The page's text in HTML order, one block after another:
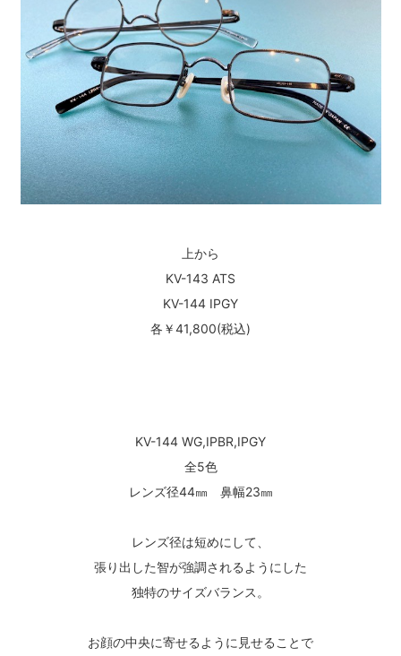
上から
KV-143 ATS
KV-144 IPGY
各￥41,800(税込)
KV-144 WG,IPBR,IPGY
全5色
レンズ径44㎜ 鼻幅23㎜
レンズ径は短めにして、
張り出した智が強調されるようにした
独特のサイズバランス。
お顔の中央に寄せるように見せることで